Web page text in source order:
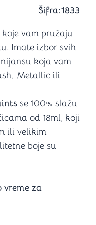
Šifra:1833
vam pružaju
Imate izbor svih
koja vam
Metallic ili
se 100% slažu
od 18ml, koji
ili velikim
boje su
vreme za